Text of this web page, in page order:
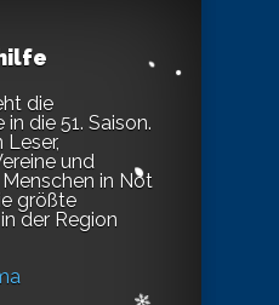
die
die 51. Saison.
Leser,
und
in Not
größte
der Region